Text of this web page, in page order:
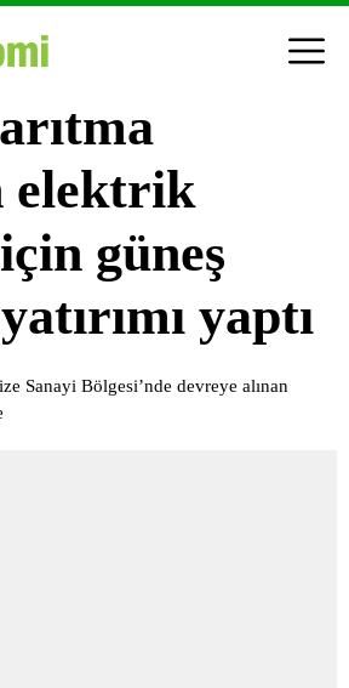
elektrik
güneş
yaptı
Sanayi Bölgesi’nde devreye alınan